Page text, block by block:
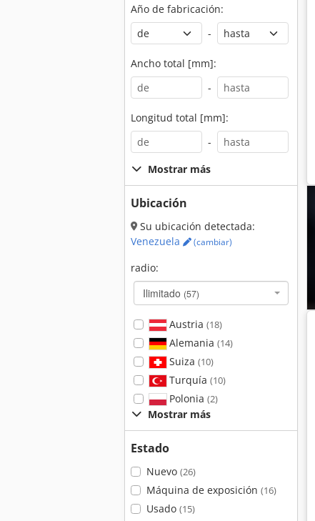
Año de fabricación:
-
Ancho total [mm]:
-
Longitud total [mm]:
-
Mostrar más
Ubicación
Su ubicación detectada:
Venezuela
(cambiar)
radio:
Ilimitado (57)
Austria (18)
Alemania (14)
Suiza (10)
Turquía (10)
Polonia (2)
Mostrar más
Estado
Nuevo (26)
Máquina de exposición (16)
Usado (15)